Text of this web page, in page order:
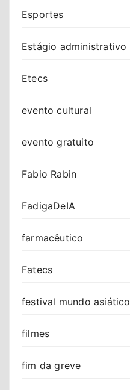
Esportes
Estágio administrativo
Etecs
evento cultural
evento gratuito
Fabio Rabin
FadigaDeIA
farmacêutico
Fatecs
festival mundo asiático
filmes
fim da greve